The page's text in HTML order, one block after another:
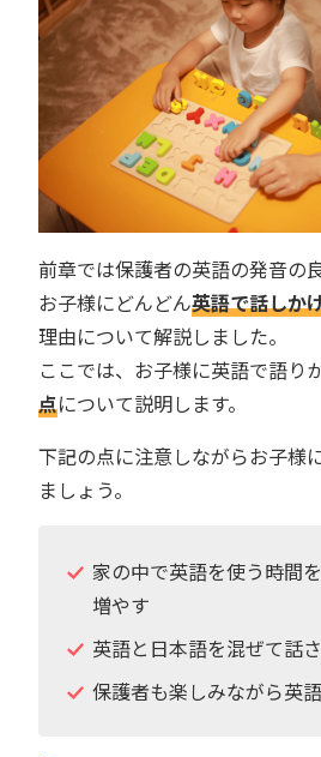
前章では保護者の英語の発音の
お子様にどんどん英語で話しか
理由について解説しました。
ここでは、お子様に英語で語り
点について説明します。
下記の点に注意しながらお子様
ましょう。
家の中で英語を使う時間
増やす
英語と日本語を混ぜて話
保護者も楽しみながら英